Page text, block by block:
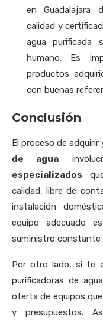
en Guadalajara
calidad y
agua purificada
humano. Es
productos
con buenas
Conclusión
El proceso de adquirir
de agua
especializados
calidad, libre de
instalación
equipo adecuado
suministro constante
Por otro lado, si te
purificadoras de
oferta de equipos
y presupuestos.